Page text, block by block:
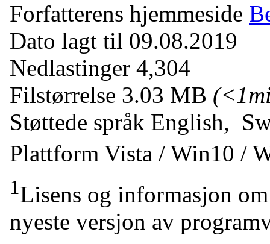
Forfatterens hjemmeside
Dato lagt til 09.08.2019
Nedlastinger 4,304
Filstørrelse 3.03 MB
Støttede språk English,
Plattform Vista / Win10 /
1Lisens og informasjon
nyeste versjon av